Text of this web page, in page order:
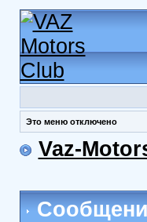
Это меню отключено
Vaz-